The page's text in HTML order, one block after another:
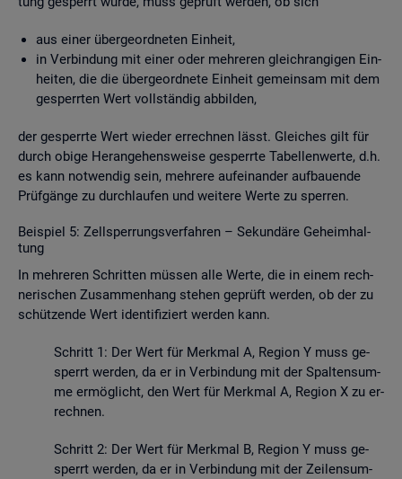
aus einer über­ge­ord­ne­ten Ein­heit,
in Ver­bin­dung mit einer oder meh­re­ren gleich­ran­gi­gen Ein­
hei­ten, die die über­ge­ord­ne­te Ein­heit ge­mein­sam mit dem
ge­sperr­ten Wert voll­stän­dig ab­bil­den,
der ge­sperr­te Wert wie­der er­rech­nen lässt. Glei­ches gilt für
durch obige Her­an­ge­hens­wei­se ge­sperr­te Ta­bel­len­wer­te, d.h.
es kann not­wen­dig sein, meh­re­re auf­ein­an­der auf­bau­en­de
Prüf­gän­ge zu durch­lau­fen und wei­te­re Werte zu sper­ren.
Bei­spiel 5: Zell­sper­rungs­ver­fah­ren – Se­kun­dä­re Ge­heim­hal­
tung
In meh­re­ren Schrit­ten müs­sen alle Werte, die in einem rech­
ne­ri­schen Zu­sam­men­hang ste­hen ge­prüft wer­den, ob der zu
schüt­zen­de Wert iden­ti­fi­ziert wer­den kann.
Schritt 1: Der Wert für Merk­mal A, Re­gi­on Y muss ge­
sperrt wer­den, da er in Ver­bin­dung mit der Spal­ten­sum­
me er­mög­licht, den Wert für Merk­mal A, Re­gi­on X zu er­
rech­nen.
Schritt 2: Der Wert für Merk­mal B, Re­gi­on Y muss ge­
sperrt wer­den, da er in Ver­bin­dung mit der Zei­len­sum­